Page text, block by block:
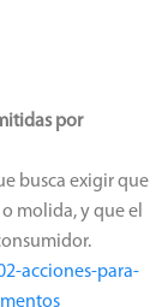
por
busca exigir que
molida, y que el
acciones-para-